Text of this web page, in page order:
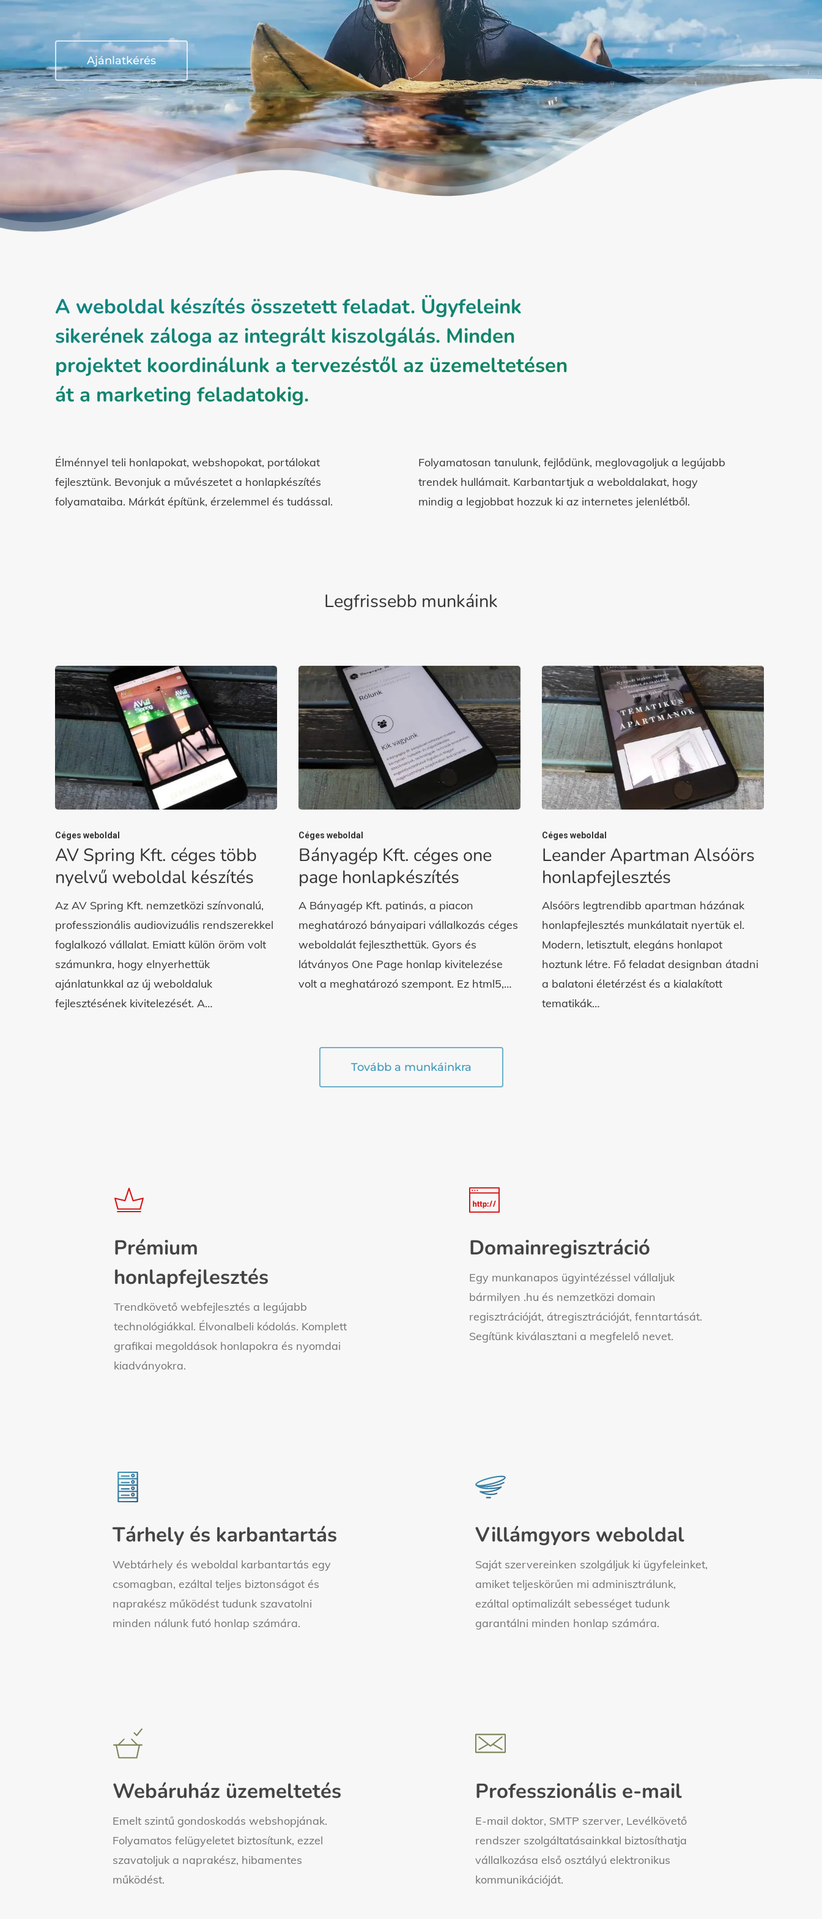
Ajánlatkérés
A weboldal készítés összetett feladat. Ügyfeleink
sikerének záloga az integrált kiszolgálás. Minden
projektet koordinálunk a tervezéstől az üzemeltetésen
át a marketing feladatokig.
Élménnyel teli honlapokat, webshopokat, portálokat
fejlesztünk. Bevonjuk a művészetet a honlapkészítés
folyamataiba. Márkát építünk, érzelemmel és tudással.
Folyamatosan tanulunk, fejlődünk, meglovagoljuk a legújabb
trendek hullámait. Karbantartjuk a weboldalakat, hogy
mindig a legjobbat hozzuk ki az internetes jelenlétből.
Legfrissebb munkáink
Céges weboldal
AV Spring Kft. céges több
nyelvű weboldal készítés
Az AV Spring Kft. nemzetközi színvonalú,
professzionális audiovizuális rendszerekkel
foglalkozó vállalat. Emiatt külön öröm volt
számunkra, hogy elnyerhettük
ajánlatunkkal az új weboldaluk
fejlesztésének kivitelezését. A…
Céges weboldal
Bányagép Kft. céges one
page honlapkészítés
A Bányagép Kft. patinás, a piacon
meghatározó bányaipari vállalkozás céges
weboldalát fejleszthettük. Gyors és
látványos One Page honlap kivitelezése
volt a meghatározó szempont. Ez html5,…
Céges weboldal
Leander Apartman Alsóörs
honlapfejlesztés
Alsóörs legtrendibb apartman házának
honlapfejlesztés munkálatait nyertük el.
Modern, letisztult, elegáns honlapot
hoztunk létre. Fő feladat designban átadni
a balatoni életérzést és a kialakított
tematikák…
Tovább a munkáinkra
Prémium
honlapfejlesztés
Trendkövető webfejlesztés a legújabb
technológiákkal. Élvonalbeli kódolás. Komplett
grafikai megoldások honlapokra és nyomdai
kiadványokra.
Domainregisztráció
Egy munkanapos ügyintézéssel vállaljuk
bármilyen .hu és nemzetközi domain
regisztrációját, átregisztrációját, fenntartását.
Segítünk kiválasztani a megfelelő nevet.
Tárhely és karbantartás
Webtárhely és weboldal karbantartás egy
csomagban, ezáltal teljes biztonságot és
naprakész működést tudunk szavatolni
minden nálunk futó honlap számára.
Villámgyors weboldal
Saját szervereinken szolgáljuk ki ügyfeleinket,
amiket teljeskörűen mi adminisztrálunk,
ezáltal optimalizált sebességet tudunk
garantálni minden honlap számára.
Webáruház üzemeltetés
Emelt szintű gondoskodás webshopjának.
Folyamatos felügyeletet biztosítunk, ezzel
szavatoljuk a naprakész, hibamentes
működést.
Professzionális e-mail
E-mail doktor, SMTP szerver, Levélkövető
rendszer szolgáltatásainkkal biztosíthatja
vállalkozása első osztályú elektronikus
kommunikációját.